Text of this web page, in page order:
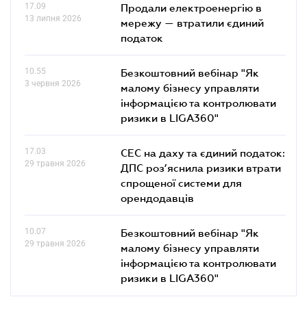
17.09
13 липня 2026
Продали електроенергію в
мережу — втратили єдиний
податок
10.55
3 червня 2026
Безкоштовний вебінар "Як
малому бізнесу управляти
інформацією та контролювати
ризики в LIGA360"
17.03
29 травня 2026
СЕС на даху та єдиний податок:
ДПС роз’яснила ризики втрати
спрощеної системи для
орендодавців
10.07
29 травня 2026
Безкоштовний вебінар "Як
малому бізнесу управляти
інформацією та контролювати
ризики в LIGA360"